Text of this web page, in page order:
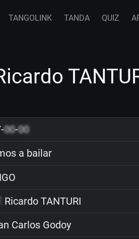
TANGOLINK TANDA QUIZ
00-00
a bailar
Ricardo TANTURI
Carlos Godoy